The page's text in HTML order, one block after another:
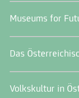
Museums for
Das
Volkskultur in